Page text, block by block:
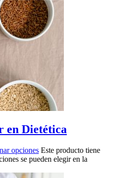
en Dietética
opciones Este producto tiene
se pueden elegir en la